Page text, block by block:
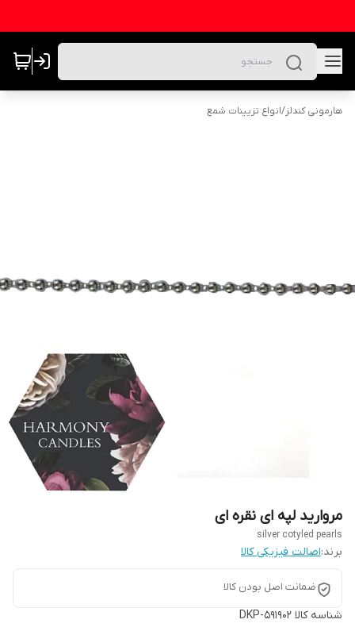
هارمونی کندلز/انواع تزیینات شمع
مروارید لپه ای نقره ای
silver cotyled pearls
برند:اصالت فیزیکی کالا
ضمانت اصل بودن کالا
شناسه کالا DKP-591902